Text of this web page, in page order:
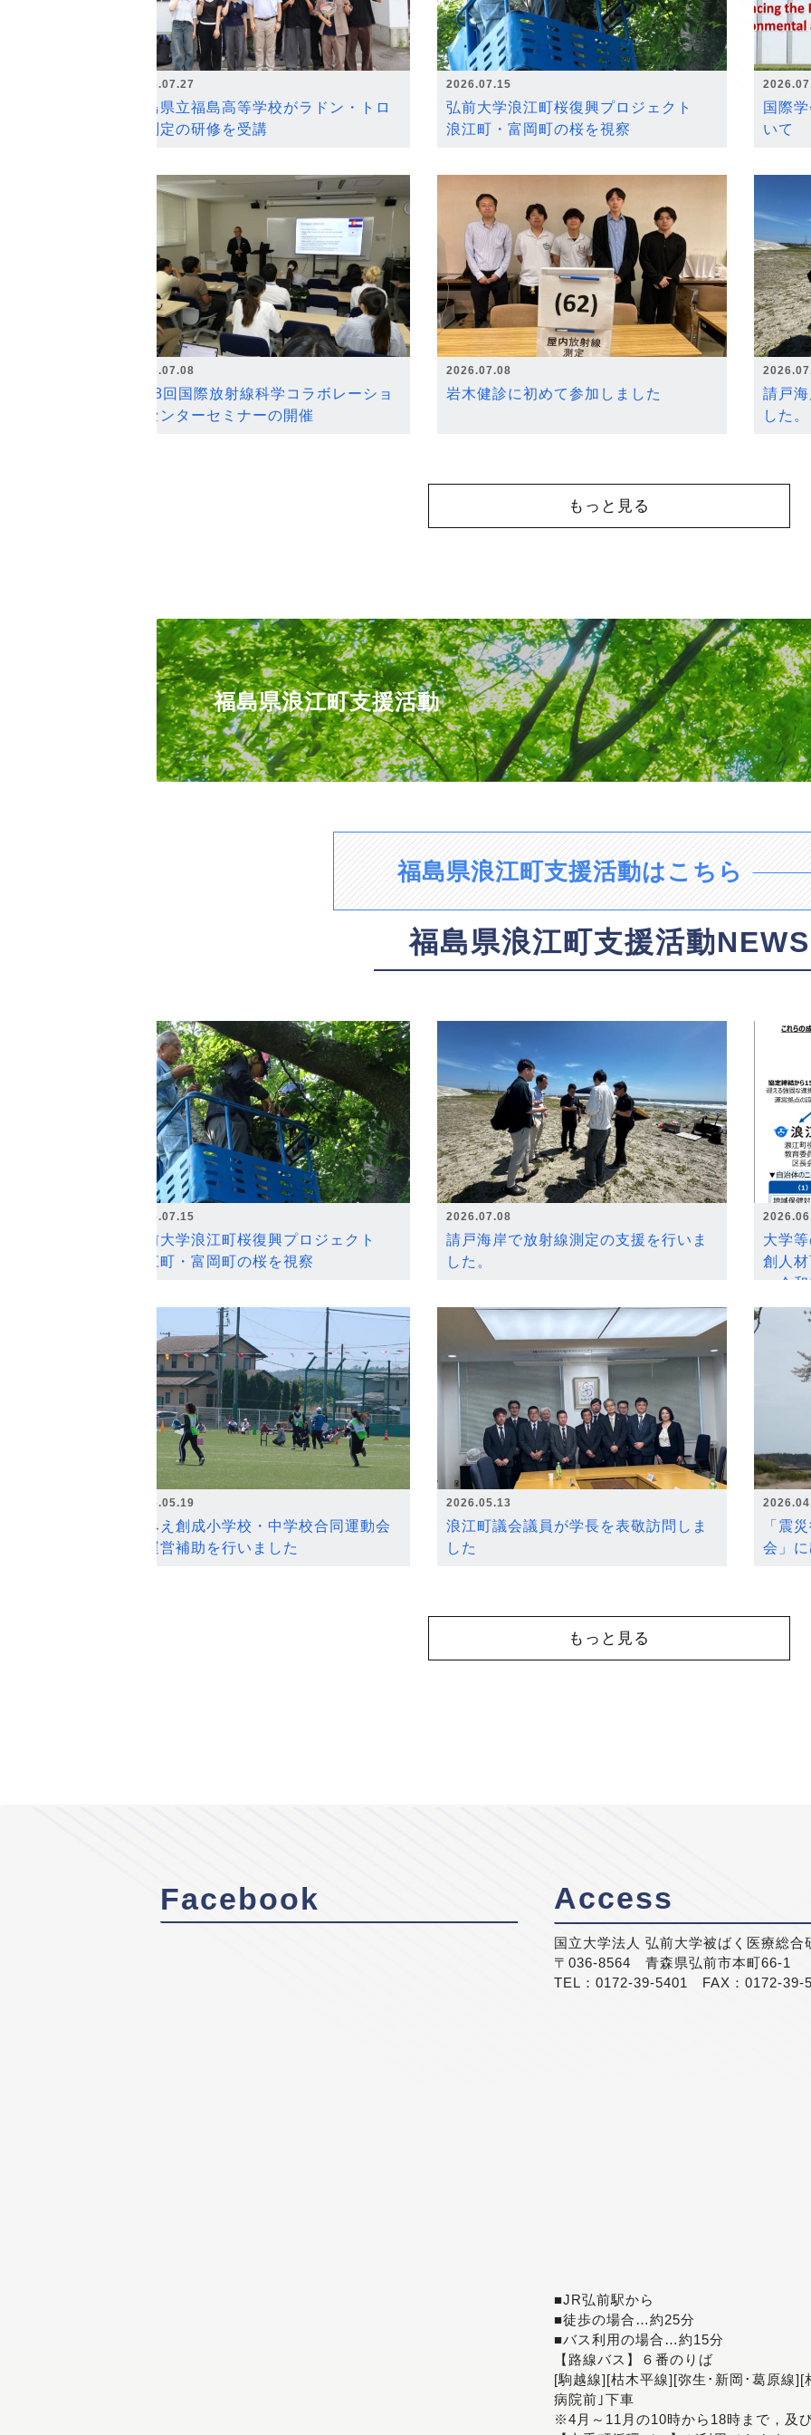
2026.07.27
福島県立福島高等学校がラドン・トロ
ン測定の研修を受講
2026.07.15
弘前大学浪江町桜復興プロジェクト
浪江町・富岡町の桜を視察
国際
いて
2026.07.08
第18回国際放射線科学コラボレーショ
ンセンターセミナーの開催
2026.07.08
岩木健診に初めて参加しました
請戸
した。
もっと見る
福島県浪江町支援活動
福島県浪江町支援活動はこちら
福島県浪江町支援活動NEWS
2026.07.15
弘前大学浪江町桜復興プロジェクト
浪江町・富岡町の桜を視察
2026.07.08
請戸海岸で放射線測定の支援を行いま
した。
大学
創人
～令
2026.05.19
なみえ創成小学校・中学校合同運動会
の運営補助を行いました
2026.05.13
浪江町議会議員が学長を表敬訪問しま
した
「震
会」
もっと見る
Facebook Access
国立大学法人 弘前大学被ばく医療総合
〒036-8564 青森県弘前市本町66-1
TEL：0172-39-5401 FAX：0172-39-
■JR弘前駅から
■徒歩の場合…約25分
■バス利用の場合…約15分
【路線バス】６番のりば
[駒越線][枯木平線][弥生･新岡･葛原線
病院前｣下車
※4月～11月の10時から18時まで，及